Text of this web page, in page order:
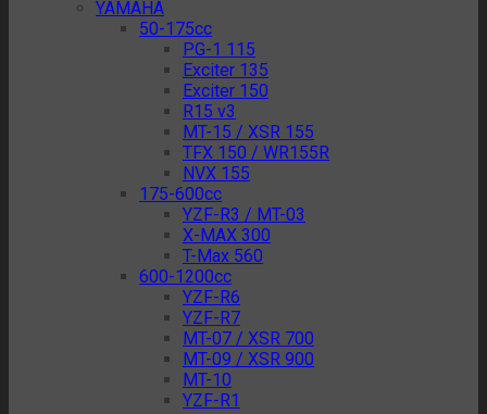
YAMAHA
50-175cc
PG-1 115
Exciter 135
Exciter 150
R15 v3
MT-15 / XSR 155
TFX 150 / WR155R
NVX 155
175-600cc
YZF-R3 / MT-03
X-MAX 300
T-Max 560
600-1200cc
YZF-R6
YZF-R7
MT-07 / XSR 700
MT-09 / XSR 900
MT-10
YZF-R1